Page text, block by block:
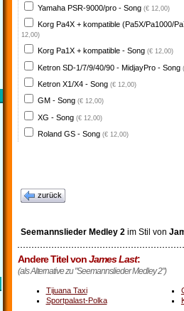
Yamaha PSR-9000/pro - Song (€ 12,00)
Korg Pa4X + kompatible (Pa5X/Pa1000/
12,00)
Korg Pa1X + kompatible - Song (€ 12,00)
Ketron SD-1/7/9/40/90 - MidjayPro - Song
Ketron X1/X4 - Song (€ 12,00)
GM - Song (€ 12,00)
XG - Song (€ 12,00)
Roland GS - Song (€ 12,00)
zurück
Seemannslieder Medley 2im Stil von
Andere Titel vonJames Last:
(als Alternative zu "Seemannslieder Medley 2")
Tijuana Taxi
Sportpalast-Polka